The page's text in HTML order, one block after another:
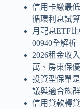
信用卡繳最
循環利息試
月配息ETF比
00940全解析
2026租金收
萬、房東保
投資型保單
議與適合族
信用貸款轉